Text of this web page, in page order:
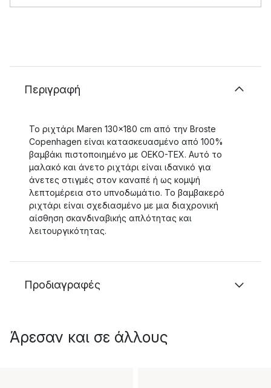
Περιγραφή
Το ριχτάρι Maren 130x180 cm από την Broste
Copenhagen είναι κατασκευασμένο από 100%
βαμβάκι πιστοποιημένο με OEKO-TEX. Αυτό το
μαλακό και άνετο ριχτάρι είναι ιδανικό για
άνετες στιγμές στον καναπέ ή ως κομψή
λεπτομέρεια στο υπνοδωμάτιο. Το βαμβακερό
ριχτάρι είναι σχεδιασμένο με μια διαχρονική
αίσθηση σκανδιναβικής απλότητας και
λειτουργικότητας.
Προδιαγραφές
Άρεσαν και σε άλλους